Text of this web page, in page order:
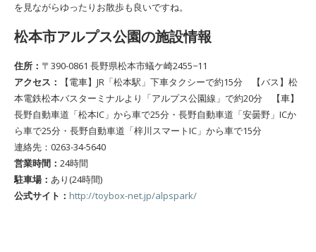
を見ながらゆったりお散歩も良いですね。
松本市アルプス公園の施設情報
住所： 〒390-0861 長野県松本市蟻ケ崎2455−11
アクセス：
【電車】JR「松本駅」下車タクシーで約15分 【バス】松
本電鉄松本バスターミナルより「アルプス公園線」で約20分 【車】
長野自動車道「松本IC」から車で25分・長野自動車道「安曇野」ICか
ら車で25分・長野自動車道「梓川スマートIC」から車で15分
連絡先：0263-34-5640
営業時間： 24時間
駐車場： あり(24時間)
公式サイト： http://toybox-net.jp/alpspark/